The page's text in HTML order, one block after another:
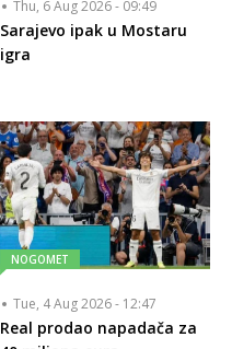
Thu, 6 Aug 2026 - 09:49
Sarajevo ipak u Mostaru
igra
NOGOMET
Tue, 4 Aug 2026 - 12:47
Real prodao napadača za